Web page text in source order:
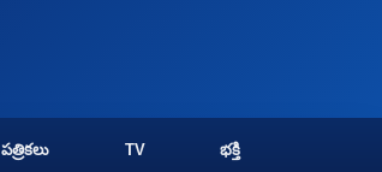
పత్రికలు TV భక్తి